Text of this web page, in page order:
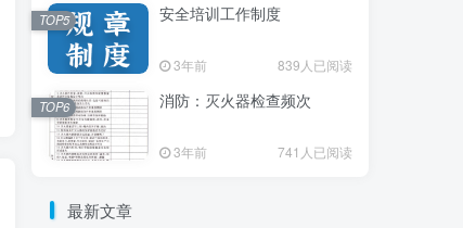
安全培训工作制度
3年前 839人已阅读
TOP5
消防：灭火器检查频次
3年前 741人已阅读
TOP6
最新文章
安全培训工作制度
3年前 839人已阅读
TOP5
消防：灭火器检查频次
3年前 741人已阅读
TOP6
最新文章